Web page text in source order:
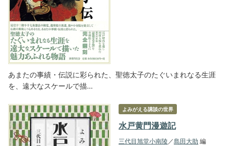
あまたの事績・伝説に彩られた、聖徳太子のたぐいまれなる生涯
を、遠大なスケールで描…
よみがえる講談の世界
水戸黄門漫遊記
三代目旭堂小南陵 ／島田大助 編